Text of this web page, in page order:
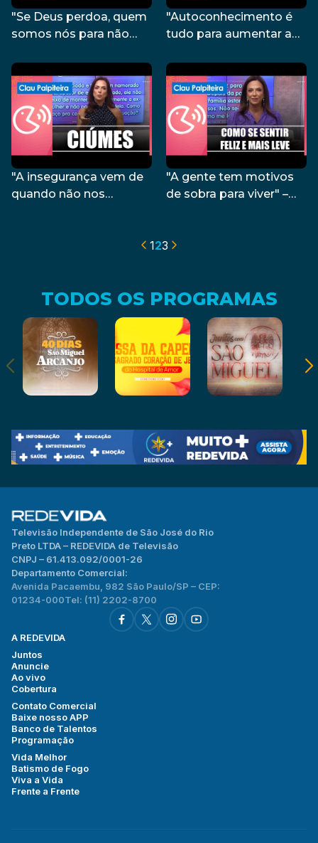
"Se Deus perdoa, quem
somos nós para não
Palpiteira – 10/11/23
"Autoconhecimento é
tudo para aumentar a
Palpiteira – 08/11/23
"A insegurança vem de
quando não nos
"A gente tem motivos
de sobra para viver" –
123
TODOS OS PROGRAMAS
Televisão Independente de São José do Rio
Preto LTDA – REDEVIDA de Televisão
CNPJ – 61.413.092/0001-26
Departamento Comercial:
Avenida Pacaembu, 982 São Paulo/SP – CEP:
01234-000Tel: (11) 2202-8700
A REDEVIDA
Juntos
Anuncie
Ao vivo
Cobertura
Contato Comercial
Baixe nosso APP
Banco de Talentos
Programação
Vida Melhor
Batismo de Fogo
Viva a Vida
Frente a Frente